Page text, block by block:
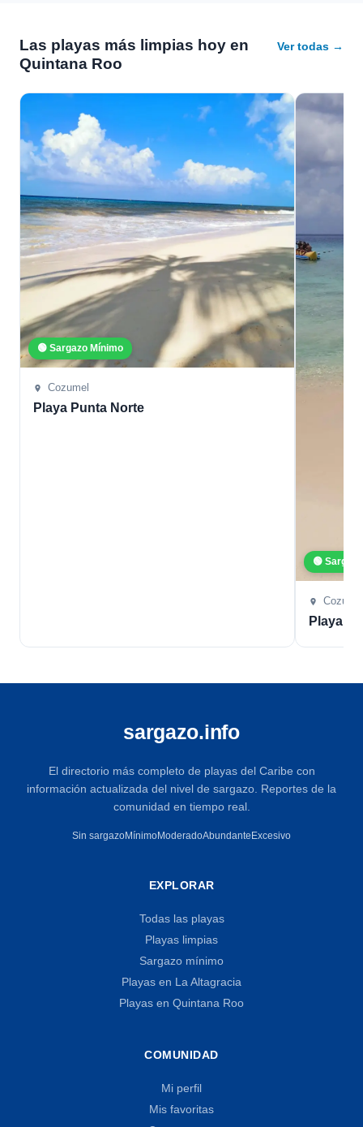
Las playas más limpias hoy en
Quintana Roo
Ver todas →
🟢 Sargazo Mínimo
Cozumel
Playa Punta Norte
🟢
Playa
sargazo.info
El directorio más completo de playas del Caribe con
información actualizada del nivel de sargazo. Reportes de la
comunidad en tiempo real.
Sin sargazoMínimoModeradoAbundanteExcesivo
EXPLORAR
Todas las playas
Playas limpias
Sargazo mínimo
Playas en La Altagracia
Playas en Quintana Roo
COMUNIDAD
Mi perfil
Mis favoritas